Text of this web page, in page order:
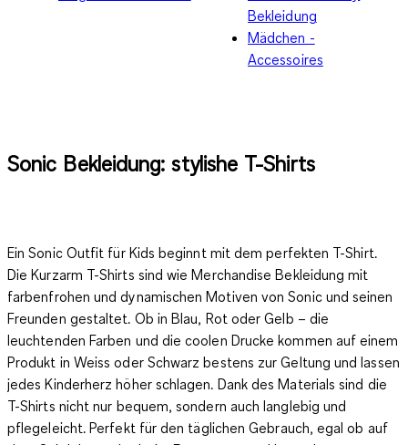
Bekleidung
Mädchen -
Accessoires
Sonic Bekleidung: stylishe T-Shirts
Ein Sonic Outfit für Kids beginnt mit dem perfekten T-Shirt.
Die Kurzarm T-Shirts sind wie Merchandise Bekleidung mit
farbenfrohen und dynamischen Motiven von Sonic und seinen
Freunden gestaltet. Ob in Blau, Rot oder Gelb – die
leuchtenden Farben und die coolen Drucke kommen auf einem
Produkt in Weiss oder Schwarz bestens zur Geltung und lassen
jedes Kinderherz höher schlagen. Dank des Materials sind die
T-Shirts nicht nur bequem, sondern auchlanglebig und
pflegeleicht. Perfekt für den täglichen Gebrauch, egal ob auf